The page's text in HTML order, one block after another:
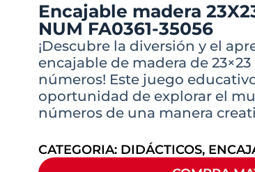
Encajable madera
NUM FA0361-35056
¡Descubre la diversión y el
encajable de madera de
números! Este juego
oportunidad de explorar el
números de una manera
CATEGORIA: DIDÁCTICOS,